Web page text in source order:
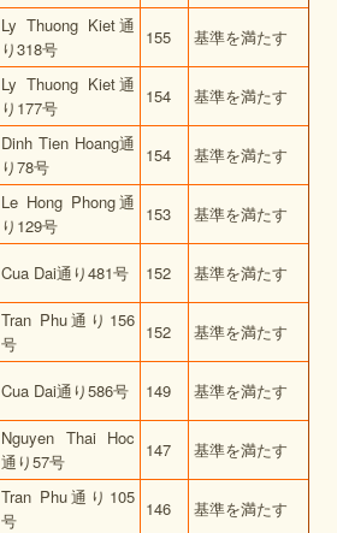
Ly Thuong Kiet通
り318号
155 基準を満たす
Ly Thuong Kiet通
り177号
154 基準を満たす
Dinh Tien Hoang通
り78号
154 基準を満たす
Le Hong Phong通
り129号
153 基準を満たす
Cua Dai通り481号 152 基準を満たす
Tran Phu通り156
号
152 基準を満たす
Cua Dai通り586号 149 基準を満たす
Nguyen Thai Hoc
通り57号
147 基準を満たす
Tran Phu通り105
号
146 基準を満たす